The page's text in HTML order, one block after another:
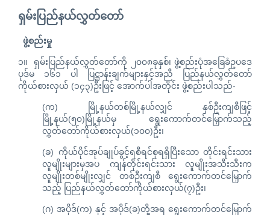
ရှမ်းပြည်နယ်လွှတ်တော်
ဖွဲ့စည်းမှု
၁။ ရှမ်းပြည်နယ်လွှတ်တော်ကို ၂၀၀၈ခုနှစ်၊ ဖွဲ့စည်းပုံအခြေခံဥပဒေ
ပုဒ်မ ၁၆၁ ပါ ပြဋ္ဌာန်းချက်များနှင့်အညီ ပြည်နယ်လွှတ်တော်
ကိုယ်စားလှယ် (၁၄၃)ဦးဖြင့် အောက်ပါအတိုင်း ဖွဲ့စည်းပါသည်-
(က) မြို့နယ်တစ်မြို့နယ်လျှင် နှစ်ဦးကျစီဖြင့်
မြို့နယ်(၅၀)မြို့နယ်မှ ရွေးကောက်တင်မြှောက်သည့်
လွှတ်တော်ကိုယ်စားလှယ်(၁၀၀)ဦး၊
(ခ) ကိုယ်ပိုင်အုပ်ချုပ်ခွင့်ရစီရင်စုရရှိပြီးသော တိုင်းရင်းသား
လူမျိုးများမှအပ ကျန်တိုင်းရင်းသား လူမျိုးအသီးသီးက
လူမျိုးတစ်မျိုးလျှင် တစ်ဦးကျစီ ရွေးကောက်တင်မြှောက်
သည့် ပြည်နယ်လွှတ်တော်ကိုယ်စားလှယ်(၇)ဦး၊
(ဂ) အပိုဒ်(က) နှင့် အပိုဒ်(ခ)တို့အရ ရွေးကောက်တင်မြှောက်